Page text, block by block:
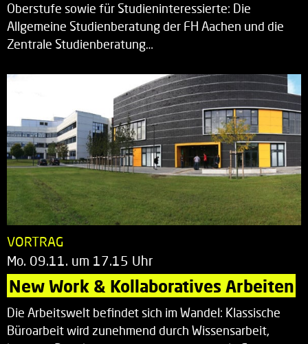
Oberstufe sowie für Studieninteressierte: Die
Allgemeine Studienberatung der FH Aachen und die
Zentrale Studienberatung…
VORTRAG
Mo. 09.11. um 17.15 Uhr
New Work & Kollaboratives Arbeiten
Die Arbeitswelt befindet sich im Wandel: Klassische
Büroarbeit wird zunehmend durch Wissensarbeit,